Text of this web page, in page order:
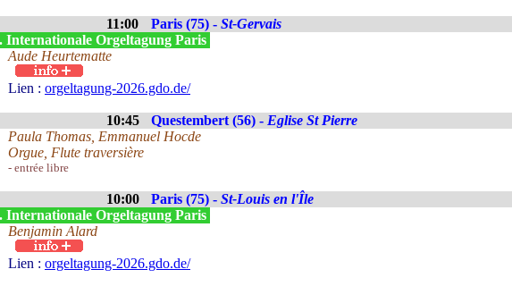
11:00 Paris (75) - St-Gervais
Internationale Orgeltagung Paris
Aude Heurtematte
Lien : orgeltagung-2026.gdo.de/
10:45 Questembert (56) - Eglise St Pierre
Paula Thomas, Emmanuel Hocde
Orgue, Flute traversière
- entrée libre
10:00 Paris (75) - St-Louis en l'Île
Internationale Orgeltagung Paris
Benjamin Alard
Lien : orgeltagung-2026.gdo.de/